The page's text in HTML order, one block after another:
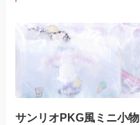
サンリオPKG風ミニ小物